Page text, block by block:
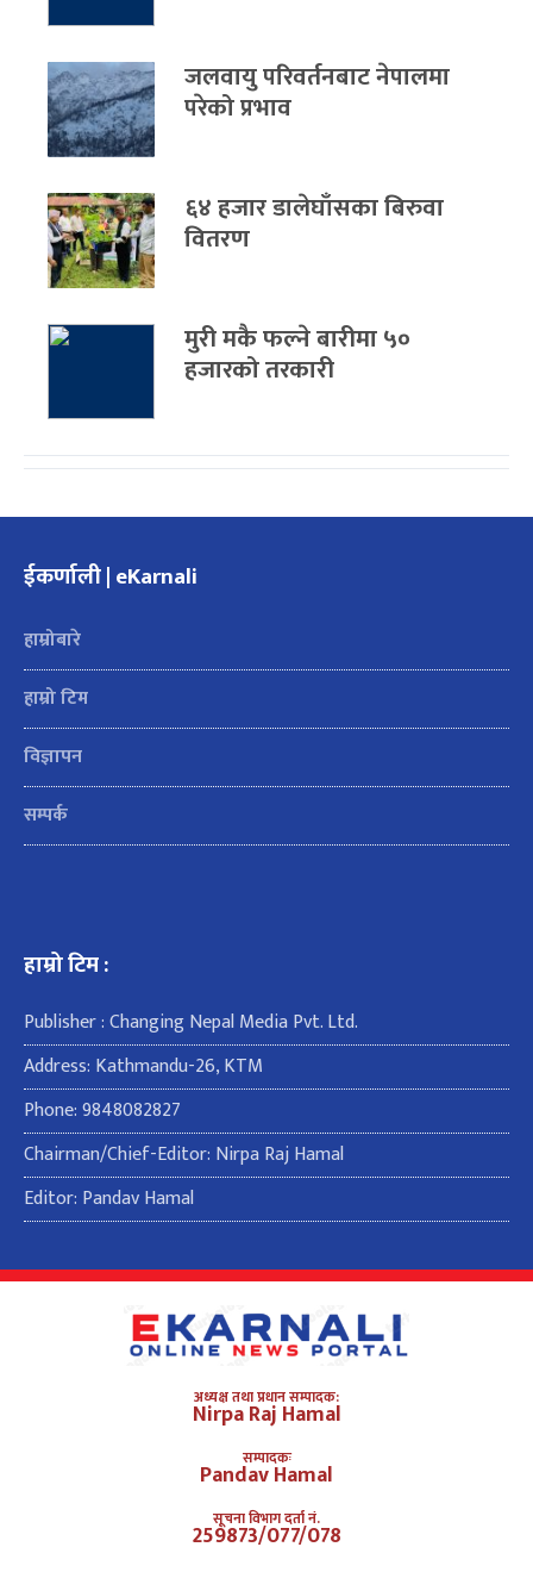
जलवायु परिवर्तनबाट नेपालमा
परेको प्रभाव
६४ हजार डालेघाँसका बिरुवा
वितरण
मुरी मकै फल्ने बारीमा ५०
हजारको तरकारी
ईकर्णाली | eKarnali
हाम्रोबारे
हाम्रो टिम
विज्ञापन
सम्पर्क
हाम्रो टिम :
Publisher : Changing Nepal Media Pvt. Ltd.
Address: Kathmandu-26, KTM
Phone: 9848082827
Chairman/Chief-Editor: Nirpa Raj Hamal
Editor: Pandav Hamal
अध्यक्ष तथा प्रधान सम्पादक:
Nirpa Raj Hamal
सम्पादकः
Pandav Hamal
सूचना विभाग दर्ता नं.
259873/077/078